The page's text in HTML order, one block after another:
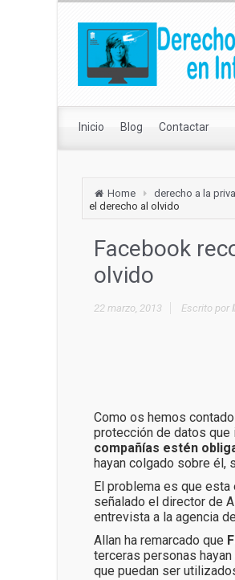
Inicio Blog Contactar
Home derecho a la
el derecho al olvido
Facebook
olvido
22 marzo, 2013 Escrito por
Como os hemos
protección de datos que
compañías estén
hayan colgado sobre
El problema es que
señalado el director de
entrevista a la agencia
Allan ha remarcado que
terceras personas
que puedan ser